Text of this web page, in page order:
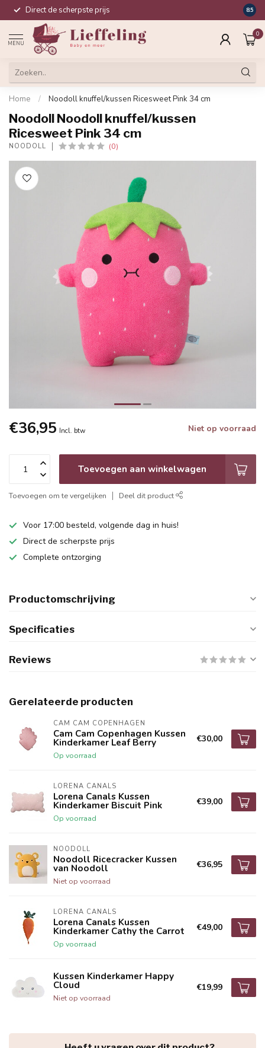
Direct de scherpste prijs 8.5
MENU
0
Home / Noodoll knuffel/kussen Ricesweet Pink 34 cm
Noodoll Noodoll knuffel/kussen
Ricesweet Pink 34 cm
NOODOLL (0)
€36,95 Incl. btw Niet op voorraad
Toevoegen aan winkelwagen
Toevoegen om te vergelijken Deel dit product
Voor 17:00 besteld, volgende dag in huis!
Direct de scherpste prijs
Complete ontzorging
Productomschrijving
Specificaties
Reviews
Gerelateerde producten
CAM CAM COPENHAGEN
Cam Cam Copenhagen Kussen
Kinderkamer Leaf Berry
Op voorraad
€30,00
LORENA CANALS
Lorena Canals Kussen
Kinderkamer Biscuit Pink
Op voorraad
€39,00
NOODOLL
Noodoll Ricecracker Kussen
van Noodoll
Niet op voorraad
€36,95
LORENA CANALS
Lorena Canals Kussen
Kinderkamer Cathy the Carrot
Op voorraad
€49,00
Kussen Kinderkamer Happy
Cloud
Niet op voorraad
€19,99